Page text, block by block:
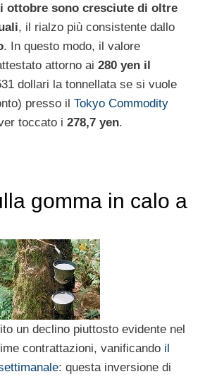
ottobre sono cresciute di oltre
, il rialzo più consistente dallo
. In questo modo, il valore
attorno ai 280 yen il
dollari la tonnellata se si vuole
presso il Tokyo Commodity
toccato i 278,7 yen.
gomma in calo a
un declino piuttosto evidente nel
contrattazioni, vanificando il
: questa inversione di